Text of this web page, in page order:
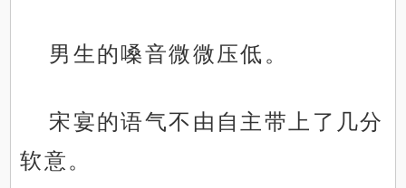
男生的嗓音微微压低。
宋宴的语气不由自主带上了几分
软意。